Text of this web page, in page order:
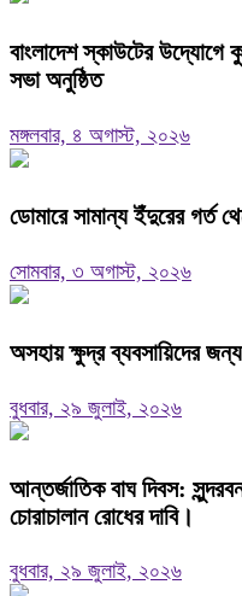
বাংলাদেশ স্কাউটের উদ্যোগে
সভা অনুষ্ঠিত
মঙ্গলবার, ৪ অগাস্ট, ২০২৬
ডোমারে সামান্য ইঁদুরের গর্ত
সোমবার, ৩ অগাস্ট, ২০২৬
অসহায় ক্ষুদ্র ব্যবসায়িদের জন্য
বুধবার, ২৯ জুলাই, ২০২৬
আন্তর্জাতিক বাঘ দিবস:
চোরাচালান রোধের দাবি।
বুধবার, ২৯ জুলাই, ২০২৬